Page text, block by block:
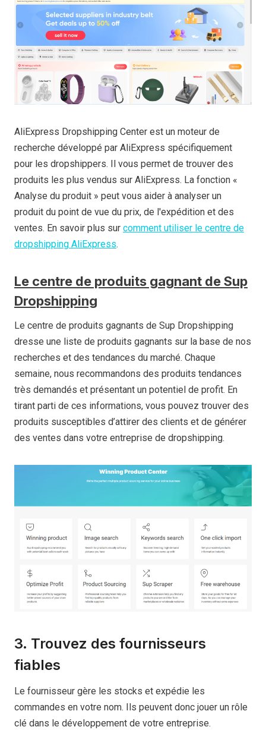
AliExpress Dropshipping Center est un moteur de
recherche développé par AliExpress spécifiquement
pour les dropshippers. Il vous permet de trouver des
produits les plus vendus sur AliExpress. La fonction «
Analyse du produit » peut vous aider à analyser un
produit du point de vue du prix, de l'expédition et des
ventes. En savoir plus sur comment utiliser le centre de
dropshipping AliExpress.
Le centre de produits gagnant de Sup
Dropshipping
Le centre de produits gagnants de Sup Dropshipping
dresse une liste de produits gagnants sur la base de nos
recherches et des tendances du marché. Chaque
semaine, nous recommandons des produits tendances
très demandés et présentant un potentiel de profit. En
tirant parti de ces informations, vous pouvez trouver des
produits susceptibles d’attirer des clients et de générer
des ventes dans votre entreprise de dropshipping.
3. Trouvez des fournisseurs
fiables
Le fournisseur gère les stocks et expédie les
commandes en votre nom. Ils peuvent donc jouer un rôle
clé dans le développement de votre entreprise.